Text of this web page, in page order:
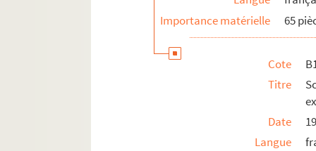
Importance matérielle
65
Cote
Titre
Date
Langue